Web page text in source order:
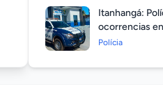
Itanhangá:
ocorrencias
casais durante
Polícia